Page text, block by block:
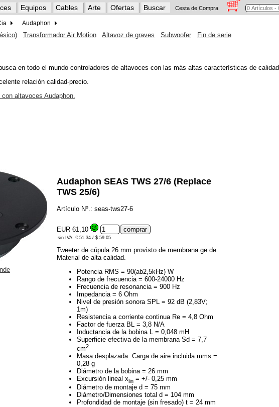
Equipos Cables Arte Ofertas Buscar Cesta de Compra
Audaphon
Transformador Air Motion Altavoz de graves Subwoofer Fin de serie
en todo el mundo controladores de altavoces con las más altas características de calidad.
relación calidad-precio.
altavoces Audaphon.
Audaphon SEAS TWS 27/6 (Replace
TWS 25/6)
Artículo Nº.: seas-tws27-6
EUR 61,10
sin IVA: € 51.34 / $ 59.05
Tweeter de cúpula 26 mm provisto de membrana ge de
Material de alta calidad.
Potencia RMS = 90(ab2,5kHz) W
Rango de frecuencia = 600-24000 Hz
Frecuencia de resonancia = 900 Hz
Impedancia = 6 Ohm
Nivel de presión sonora SPL = 92 dB (2,83V;
1m)
Resistencia a corriente continua Re = 4,8 Ohm
Factor de fuerza BL = 3,8 N/A
Inductancia de la bobina L = 0,048 mH
Superficie efectiva de la membrana Sd = 7,7
cm2
Masa desplazada. Carga de aire incluida mms =
0,28 g
Diámetro de la bobina = 26 mm
Excursión lineal xlin = +/- 0,25 mm
Diámetro de montaje d = 75 mm
Diámetro/Dimensiones total d = 104 mm
Profondidad de montaje (sin fresado) t = 24 mm